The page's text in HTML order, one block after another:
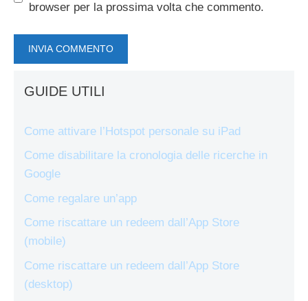
browser per la prossima volta che commento.
GUIDE UTILI
Come attivare l’Hotspot personale su iPad
Come disabilitare la cronologia delle ricerche in
Google
Come regalare un’app
Come riscattare un redeem dall’App Store
(mobile)
Come riscattare un redeem dall’App Store
(desktop)